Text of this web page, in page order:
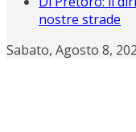
nostre strade
Sabato, Agosto 8,